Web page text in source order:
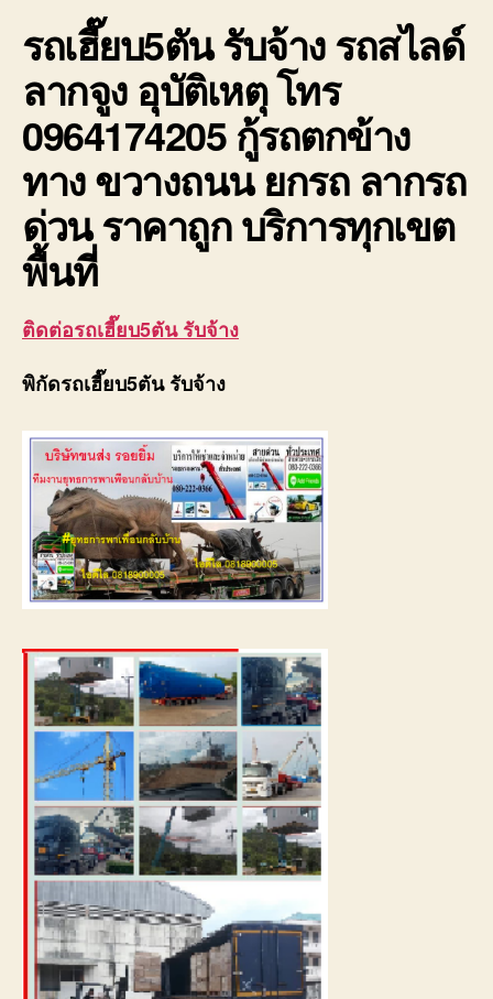
10ตัน
ใบ
รถเฮี๊ยบ5ตัน รับจ้างรถสไลด์
ลากจูง อุบัติเหตุ โทร
0964174205 กู้รถตกข้าง
ทาง ขวางถนน ยกรถ ลากรถ
ด่วน ราคาถูก บริการทุกเขต
พื้นที่
ติดต่อรถเฮี๊ยบ5ตัน รับจ้าง
พิกัดรถเฮี๊ยบ5ตัน รับจ้าง